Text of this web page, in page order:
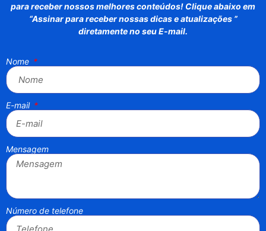
para receber nossos melhores conteúdos! Clique abaixo em
“Assinar para receber nossas dicas e atualizações ”
diretamente no seu E-mail.
Nome
E-mail
Mensagem
Número de telefone